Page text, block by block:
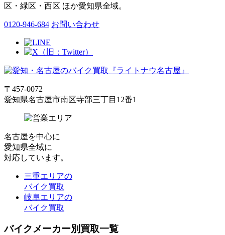
区・緑区・西区 ほか愛知県全域。
0120-946-684 お問い合わせ
〒457-0072
愛知県名古屋市南区寺部三丁目12番1
名古屋を中心に
愛知県全域に
対応しています。
三重エリアの
バイク買取
岐阜エリアの
バイク買取
バイクメーカー別買取一覧